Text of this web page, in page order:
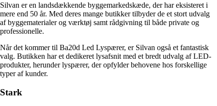
Silvan er en landsdækkende byggemarkedskæde, der har eksisteret i
mere end 50 år. Med deres mange butikker tilbyder de et stort udvalg
af byggematerialer og værktøj samt rådgivning til både private og
professionelle.
Når det kommer til Ba20d Led Lyspærer, er Silvan også et fantastisk
valg. Butikken har et dedikeret lysafsnit med et bredt udvalg af LED-
produkter, herunder lyspærer, der opfylder behovene hos forskellige
typer af kunder.
Stark